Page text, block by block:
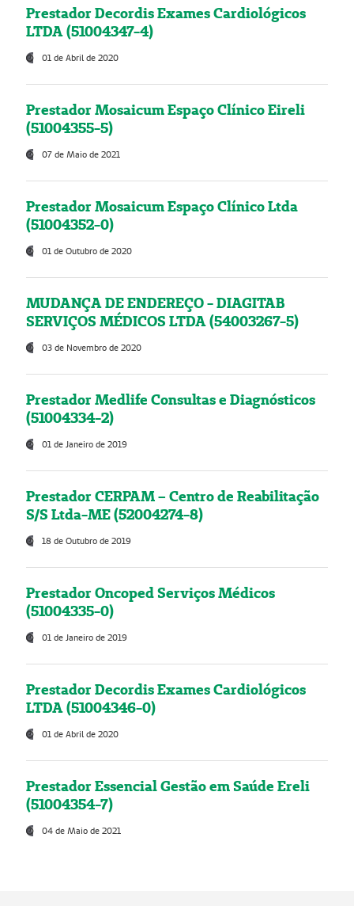
Prestador Decordis Exames Cardiológicos
LTDA (51004347-4)
01 de Abril de 2020
Prestador Mosaicum Espaço Clínico Eireli
(51004355-5)
07 de Maio de 2021
Prestador Mosaicum Espaço Clínico Ltda
(51004352-0)
01 de Outubro de 2020
MUDANÇA DE ENDEREÇO - DIAGITAB
SERVIÇOS MÉDICOS LTDA (54003267-5)
03 de Novembro de 2020
Prestador Medlife Consultas e Diagnósticos
(51004334-2)
01 de Janeiro de 2019
Prestador CERPAM – Centro de Reabilitação
S/S Ltda-ME (52004274-8)
18 de Outubro de 2019
Prestador Oncoped Serviços Médicos
(51004335-0)
01 de Janeiro de 2019
Prestador Decordis Exames Cardiológicos
LTDA (51004346-0)
01 de Abril de 2020
Prestador Essencial Gestão em Saúde Ereli
(51004354-7)
04 de Maio de 2021